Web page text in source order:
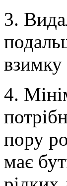
3.
4.
пору
має